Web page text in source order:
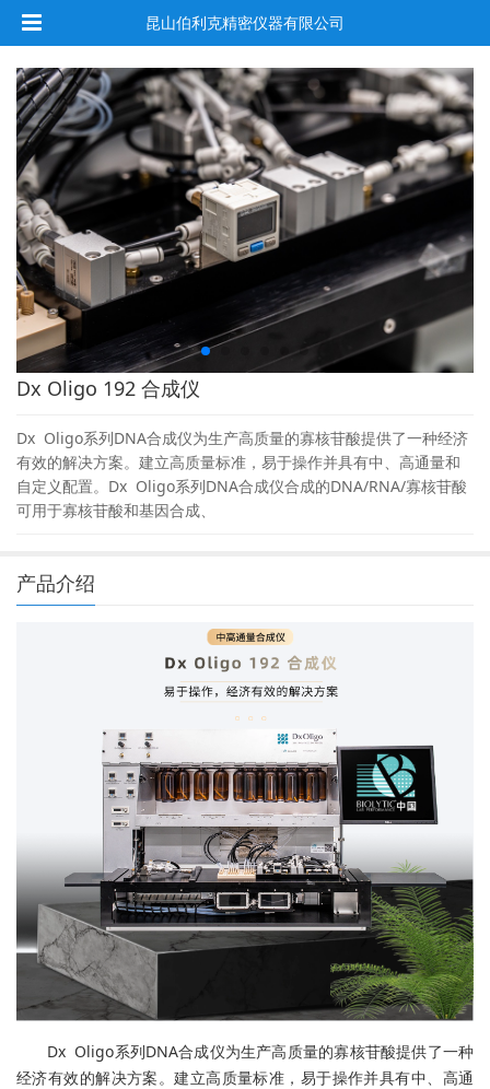
昆山伯利克精密仪器有限公司
Dx Oligo 192 合成仪
Dx Oligo系列DNA合成仪为生产高质量的寡核苷酸提供了一种经济
有效的解决方案。建立高质量标准，易于操作并具有中、高通量和
自定义配置。Dx Oligo系列DNA合成仪合成的DNA/RNA/寡核苷酸
可用于寡核苷酸和基因合成、
产品介绍
Dx Oligo系列DNA合成仪为生产高质量的寡核苷酸提供了一种
经济有效的解决方案。建立高质量标准，易于操作并具有中、高通